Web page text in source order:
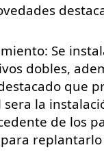
Se
dobles,
que
sera la
de los